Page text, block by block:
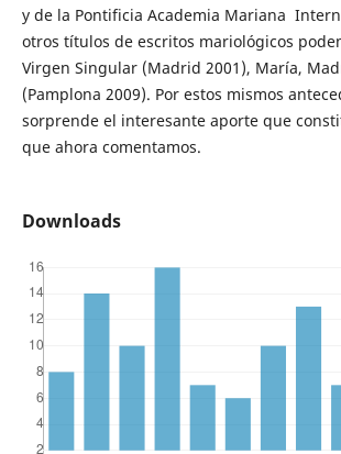
y de la Pontificia Academia Mariana
otros títulos de escritos mariológicos
Virgen Singular (Madrid 2001), María,
(Pamplona 2009). Por estos mismos
sorprende el interesante aporte que
que ahora comentamos.
Downloads